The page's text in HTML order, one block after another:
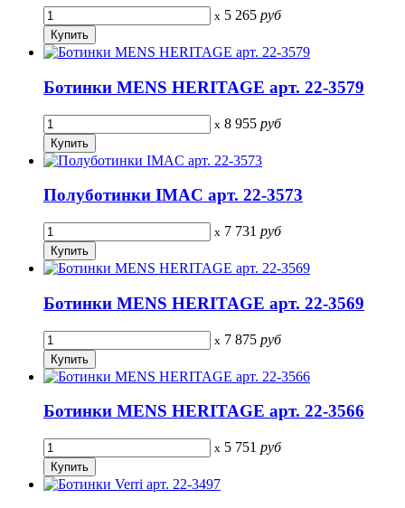
x 5 265 руб
Ботинки MENS HERITAGE арт. 22-3579
x 8 955 руб
Полуботинки IMAC арт. 22-3573
x 7 731 руб
Ботинки MENS HERITAGE арт. 22-3569
x 7 875 руб
Ботинки MENS HERITAGE арт. 22-3566
x 5 751 руб